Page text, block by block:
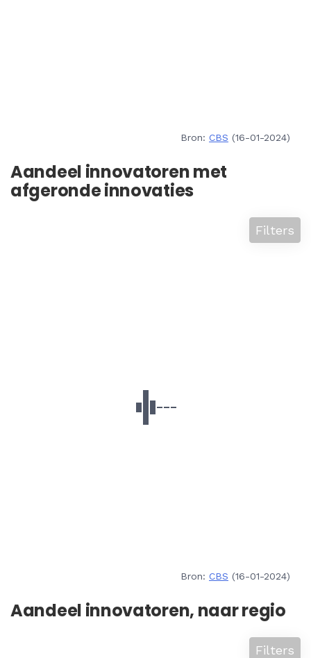
Bron: CBS (16-01-2024)
Aandeel innovatoren met
afgeronde innovaties
Filters
Bron: CBS (16-01-2024)
Aandeel innovatoren, naar regio
Filters